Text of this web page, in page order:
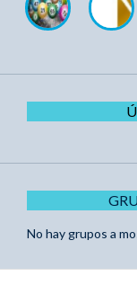
No hay grupos a